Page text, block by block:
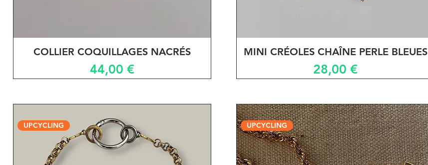
COLLIER COQUILLAGES NACRÉS
Prix
44,00 €
MINI CRÉOLES CHAÎNE PERLE BLEUES
Prix
28,00 €
UPCYCLING UPCYCLING